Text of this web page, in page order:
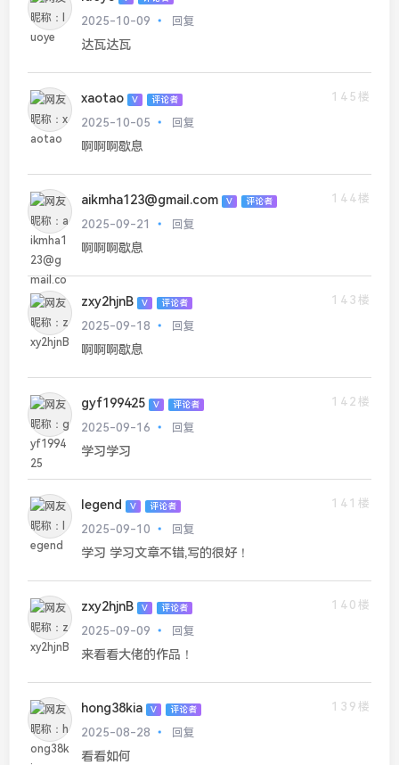
2025-10-09
回复
达瓦达瓦
xaotao V 评论者
145楼
2025-10-05
回复
啊啊啊歇息
aikmha123@gmail.com V 评论者
144楼
2025-09-21
回复
啊啊啊歇息
zxy2hjnB V 评论者
143楼
2025-09-18
回复
啊啊啊歇息
gyf199425 V 评论者
142楼
2025-09-16
回复
学习学习
legend V 评论者
141楼
2025-09-10
回复
学习 学习文章不错,写的很好！
zxy2hjnB V 评论者
140楼
2025-09-09
回复
来看看大佬的作品！
hong38kia V 评论者
139楼
2025-08-28
回复
看看如何